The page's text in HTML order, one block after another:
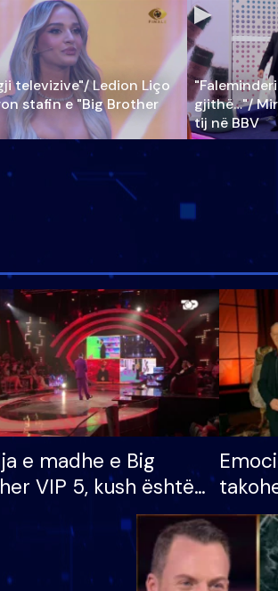
televizive"/ Ledion Liço
stafin e "Big Brother
gjithë…"/
tij në BBV
e madhe e Big
VIP 5, kush është
i parë që lë shtëpinë
humb mundësinë për
çmimin e madh
apo